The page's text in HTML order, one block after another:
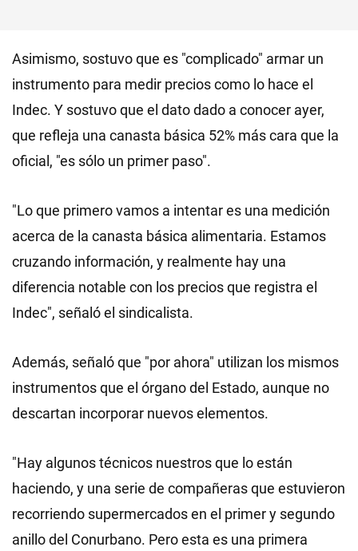
Asimismo, sostuvo que es "complicado" armar un
instrumento para medir precios como lo hace el
Indec. Y sostuvo que el dato dado a conocer ayer,
que refleja una canasta básica 52% más cara que la
oficial, "es sólo un primer paso".
"Lo que primero vamos a intentar es una medición
acerca de la canasta básica alimentaria. Estamos
cruzando información, y realmente hay una
diferencia notable con los precios que registra el
Indec", señaló el sindicalista.
Además, señaló que "por ahora" utilizan los mismos
instrumentos que el órgano del Estado, aunque no
descartan incorporar nuevos elementos.
"Hay algunos técnicos nuestros que lo están
haciendo, y una serie de compañeras que estuvieron
recorriendo supermercados en el primer y segundo
anillo del Conurbano. Pero esta es una primera